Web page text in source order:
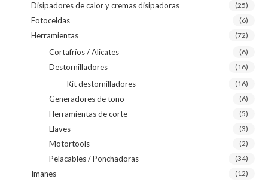
Disipadores de calor y cremas disipadoras (25)
Fotoceldas (6)
Herramientas (72)
Cortafríos / Alicates (6)
Destornilladores (16)
Kit destornilladores (16)
Generadores de tono (6)
Herramientas de corte (5)
Llaves (3)
Motortools (2)
Pelacables / Ponchadoras (34)
Imanes (12)